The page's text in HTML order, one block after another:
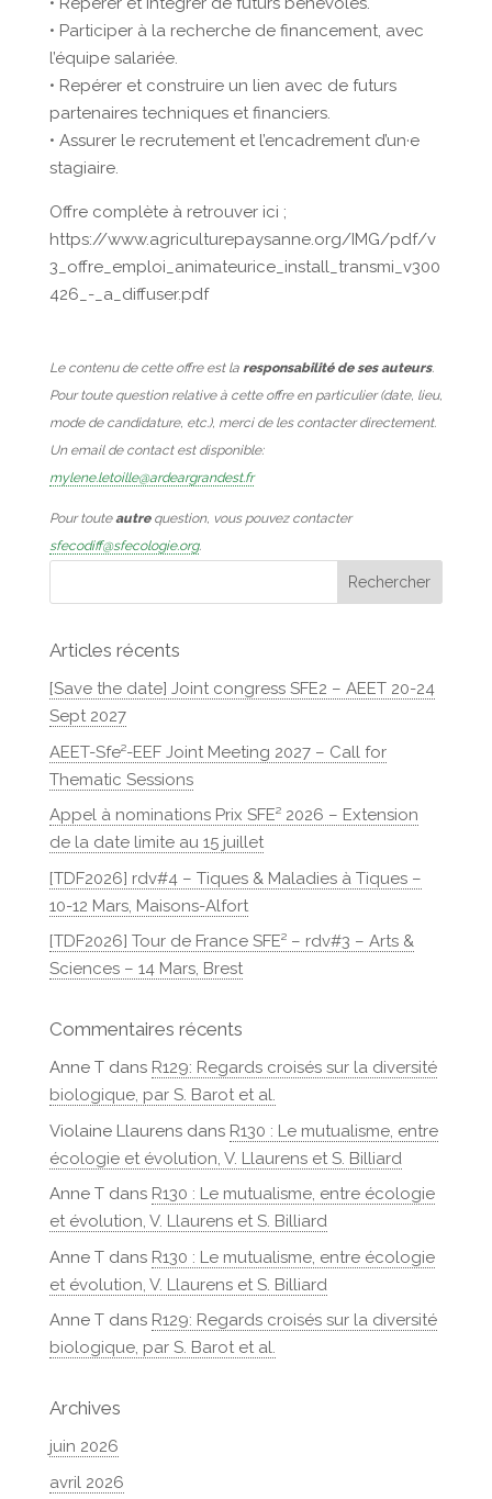
• Participer à la recherche de financement, avec
l’équipe salariée.
• Repérer et construire un lien avec de futurs
partenaires techniques et financiers.
• Assurer le recrutement et l’encadrement d’un·e
stagiaire.
Offre complète à retrouver ici ;
https://www.agriculturepaysanne.org/IMG/pdf/v
3_offre_emploi_animateurice_install_transmi_v300
426_-_a_diffuser.pdf
Le contenu de cette offre est la responsabilité de ses auteurs.
Pour toute question relative à cette offre en particulier (date, lieu,
mode de candidature, etc.), merci de les contacter directement.
Un email de contact est disponible:
mylene.letoille@ardeargrandest.fr
Pour touteautrequestion, vous pouvez contacter
sfecodiff@sfecologie.org.
Articles récents
[Save the date] Joint congress SFE2 – AEET 20-24
Sept 2027
AEET-Sfe²-EEF Joint Meeting 2027 – Call for
Thematic Sessions
Appel à nominations Prix SFE² 2026 – Extension
de la date limite au 15 juillet
[TDF2026] rdv#4 – Tiques & Maladies à Tiques –
10-12 Mars, Maisons-Alfort
[TDF2026] Tour de France SFE² – rdv#3 – Arts &
Sciences – 14 Mars, Brest
Commentaires récents
Anne Tdans R129: Regards croisés sur la diversité
biologique, par S. Barot et al.
Violaine Llaurensdans R130 : Le mutualisme, entre
écologie et évolution, V. Llaurens et S. Billiard
Anne Tdans R130 : Le mutualisme, entre écologie
et évolution, V. Llaurens et S. Billiard
Anne Tdans R130 : Le mutualisme, entre écologie
et évolution, V. Llaurens et S. Billiard
Anne Tdans R129: Regards croisés sur la diversité
biologique, par S. Barot et al.
Archives
juin 2026
avril 2026